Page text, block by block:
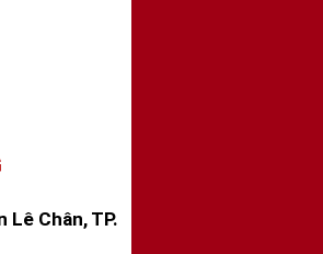
Lê Chân, TP.